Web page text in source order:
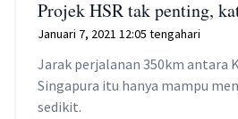
Projek HSR tak penting,
Januari 7, 2021 12:05 tengahari
Jarak perjalanan 350km antara
Singapura itu hanya mampu
sedikit.